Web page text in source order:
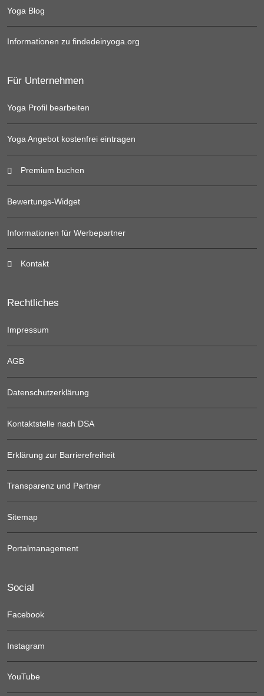
Yoga Blog
Informationen zu findedeinyoga.org
Für Unternehmen
Yoga Profil bearbeiten
Yoga Angebot kostenfrei eintragen
Premium buchen
Bewertungs-Widget
Informationen für Werbepartner
Kontakt
Rechtliches
Impressum
AGB
Datenschutzerklärung
Kontaktstelle nach DSA
Erklärung zur Barrierefreiheit
Transparenz und Partner
Sitemap
Portalmanagement
Social
Facebook
Instagram
YouTube